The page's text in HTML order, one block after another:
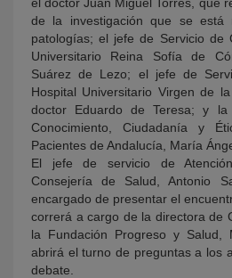
de la investigación que se está
patologías; el jefe de Servicio de
Universitario Reina Sofía de
Suárez de Lezo; el jefe de
Hospital Universitario Virgen de
doctor Eduardo de Teresa; y
Conocimiento, Ciudadanía y
Pacientes de Andalucía, María
El jefe de servicio de
Consejería de Salud, Antonio
encargado de presentar el
correrá a cargo de la directora de
la Fundación Progreso y Salud,
abrirá el turno de preguntas a los
debate.